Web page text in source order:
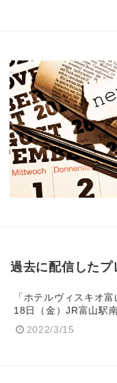
過去に配信したプ
「ホテルヴィスキオ
18日（金）JR富山駅
2022/3/15